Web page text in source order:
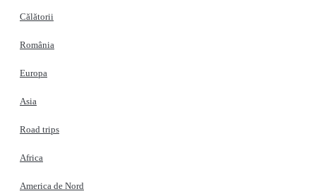
Călătorii
România
Europa
Asia
Road trips
Africa
America de Nord